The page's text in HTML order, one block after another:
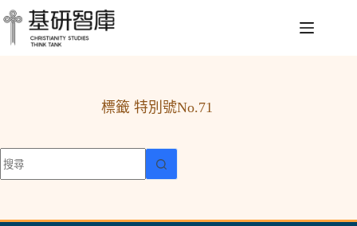
標籤 特別號No.71